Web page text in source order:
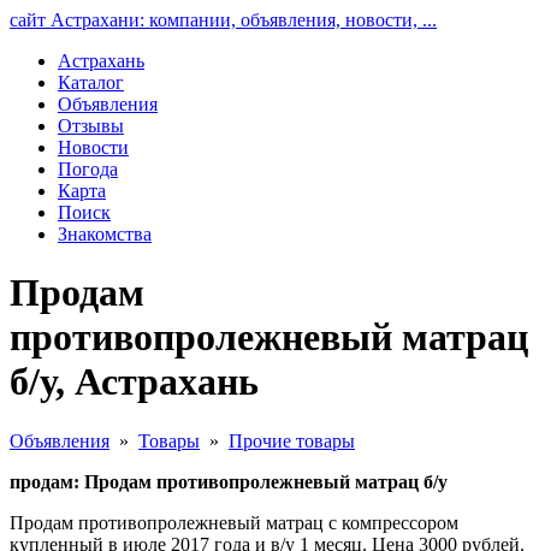
сайт Астрахани: компании, объявления, новости, ...
Астрахань
Каталог
Объявления
Отзывы
Новости
Погода
Карта
Поиск
Знакомства
Продам
противопролежневый матрац
б/у, Астрахань
Объявления » Товары » Прочие товары
продам: Продам противопролежневый матрац б/у
Продам противопролежневый матрац с компрессором
купленный в июле 2017 года и в/у 1 месяц. Цена 3000 рублей.